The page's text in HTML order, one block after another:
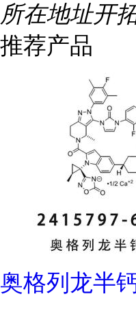
所在地址开
推荐产品
奥格列龙半